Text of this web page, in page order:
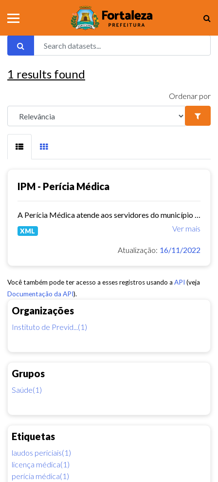
Organizações
Instituto de Previd...(1)
Grupos
Saúde(1)
Etiquetas
laudos periciais(1)
licença médica(1)
perícia médica(1)
1 results found
Ordenar por
IPM - Perícia Médica
Ver mais
XML
Atualização: 16/11/2022
Você também pode ter acesso a esses registros usando a API (veja
Documentação da API).